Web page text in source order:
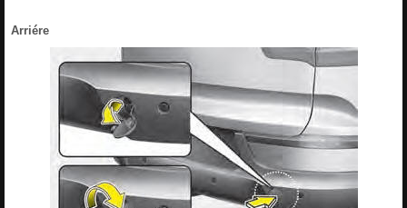
Arriére